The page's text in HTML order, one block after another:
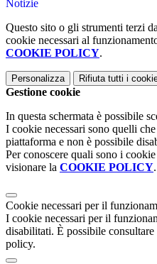
Notizie
Questo sito o gli strumenti terzi
cookie necessari al
COOKIE POLICY.
Personalizza Rifiuta tutti i
Gestione cookie
In questa schermata è possibile
I cookie necessari sono quelli
piattaforma e non è possibile
Per conoscere quali sono i
visionare la COOKIE POLICY.
Cookie necessari per il
I cookie necessari per il
disabilitati. È possibile
policy.